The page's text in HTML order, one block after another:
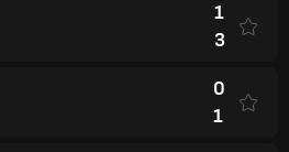
1
3
0
1